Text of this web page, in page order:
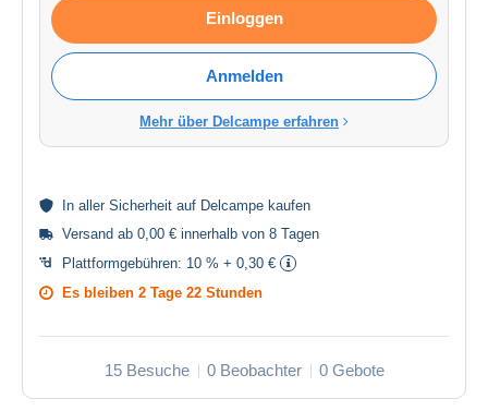
Einloggen
Anmelden
Mehr über Delcampe erfahren
In aller Sicherheit auf Delcampe kaufen
Versand ab 0,00 € innerhalb von 8 Tagen
Plattformgebühren: 10 % + 0,30 €
Es bleiben 2 Tage 22 Stunden
15 Besuche 0 Beobachter 0 Gebote